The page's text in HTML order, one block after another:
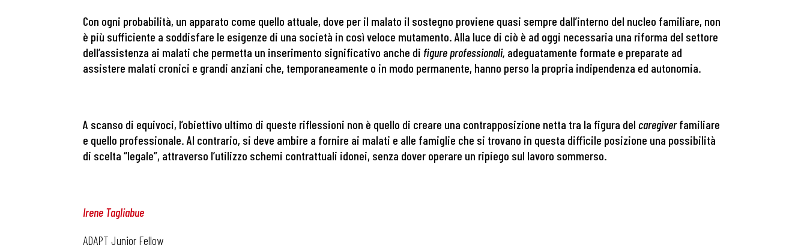
Eventi
Con ogni probabilità, un apparato come quello attuale, dove per il malato il sostegno proviene quasi sempre dall’interno del nucleo familiare, non
è più sufficiente a soddisfare le esigenze di una società in così veloce mutamento. Alla luce di ciò è ad oggi necessaria una riforma del settore
dell’assistenza ai malati che permetta un inserimento significativo anche di figure professionali, adeguatamente formate e preparate ad
assistere malati cronici e grandi anziani che, temporaneamente o in modo permanente, hanno perso la propria indipendenza ed autonomia.
A scanso di equivoci, l’obiettivo ultimo di queste riflessioni non è quello di creare una contrapposizione netta tra la figura del caregiverfamiliare
e quello professionale. Al contrario, si deve ambire a fornire ai malati e alle famiglie che si trovano in questa difficile posizione una possibilità
di scelta “legale”, attraverso l’utilizzo schemi contrattuali idonei, senza dover operare un ripiego sul lavoro sommerso.
Irene Tagliabue
ADAPT Junior Fellow